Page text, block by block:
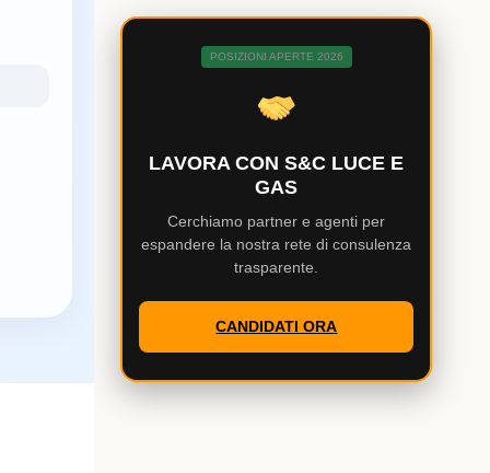
POSIZIONI APERTE 2026
LAVORA CON S&C LUCE E
GAS
Cerchiamo partner e agenti per
espandere la nostra rete di consulenza
trasparente.
CANDIDATI ORA